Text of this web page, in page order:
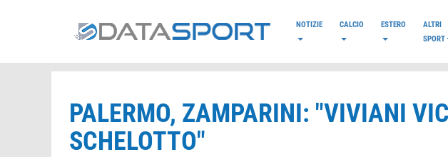
NOTIZIE CALCIO ESTERO
ALTRI
SPORT
PALERMO, ZAMPARINI: "VIVIANI
SCHELOTTO"